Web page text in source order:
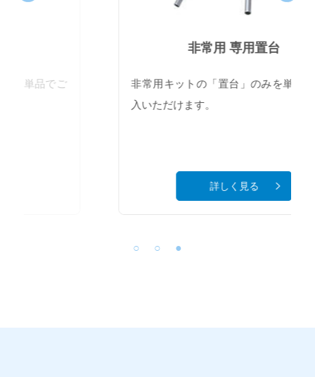
非常用 専用置台
非常用キットの「置台」のみを単品でご購
入いただけます。